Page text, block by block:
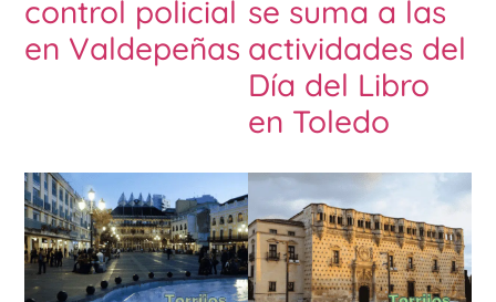
control policial
en Valdepeñas
se suma a las
actividades del
Día del Libro
en Toledo